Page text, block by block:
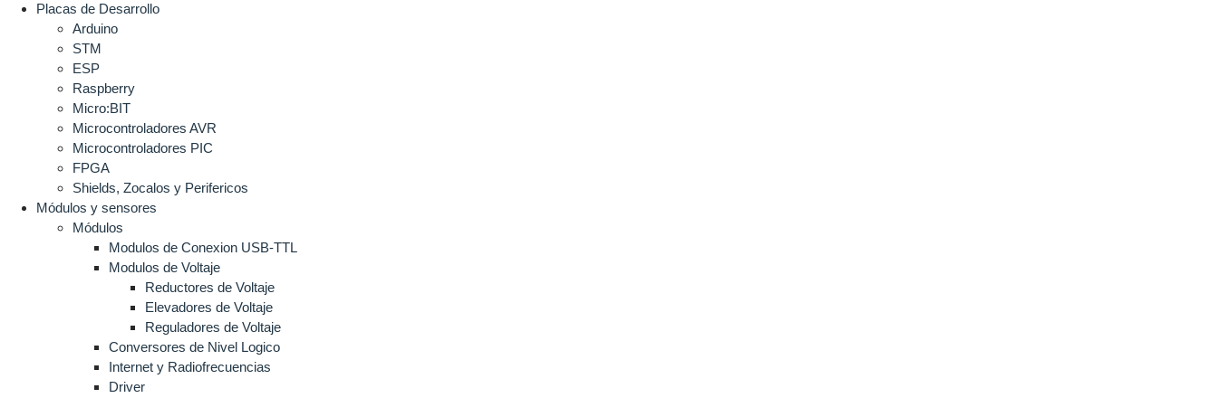
Placas de Desarrollo
Arduino
STM
ESP
Raspberry
Micro:BIT
Microcontroladores AVR
Microcontroladores PIC
FPGA
Shields, Zocalos y Perifericos
Módulos y sensores
Módulos
Modulos de Conexion USB-TTL
Modulos de Voltaje
Reductores de Voltaje
Elevadores de Voltaje
Reguladores de Voltaje
Conversores de Nivel Logico
Internet y Radiofrecuencias
Driver